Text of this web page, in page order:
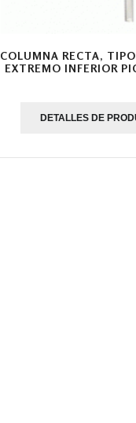
COLUMNA RECTA,
EXTREMO INFERIOR
DETALLES DE